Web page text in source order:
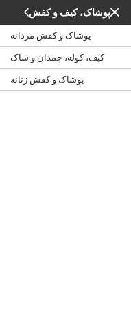
پوشاک، کیف و کفش
پوشاک و کفش مردانه
کیف، کوله، چمدان و ساک
پوشاک و کفش زنانه
خانه / پارچه